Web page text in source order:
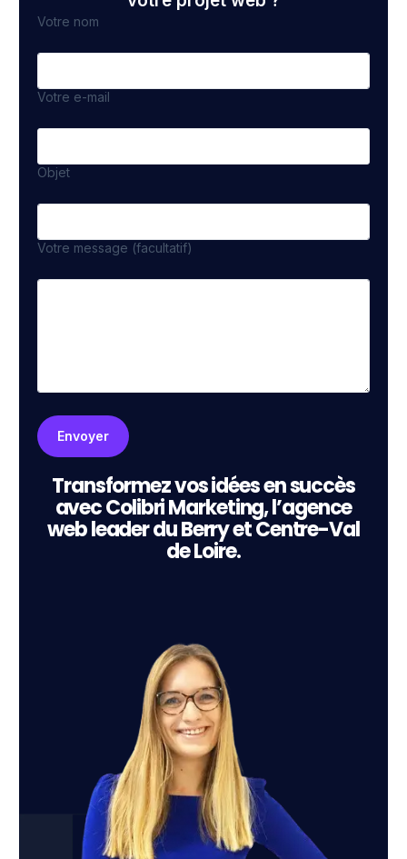
Votre nom
Votre e-mail
Objet
Votre message (facultatif)
Transformez vos idées en succès
avec Colibri Marketing, l’agence
web leader du Berry et Centre-Val
de Loire.